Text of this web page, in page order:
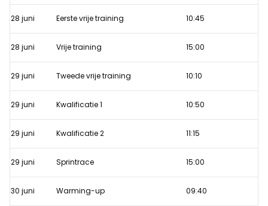
MotoGP
TT
van
2024
28 juni Eerste vrije training 10:45
28 juni Vrije training 15:00
29 juni Tweede vrije training 10:10
29 juni Kwalificatie 1 10:50
29 juni Kwalificatie 2 11:15
29 juni Sprintrace 15:00
30 juni Warming-up 09:40